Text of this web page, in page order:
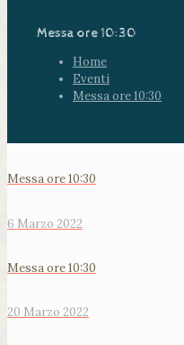
Messa ore 10:30
Home
Eventi
Messa ore 10:30
Messa ore 10:30
6 Marzo 2022
Messa ore 10:30
20 Marzo 2022